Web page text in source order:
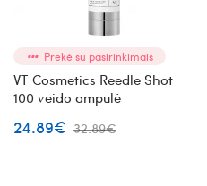
Prekė su pasirinkimais
VT Cosmetics Reedle Shot
100 veido ampulė
24.89€ 32.89€